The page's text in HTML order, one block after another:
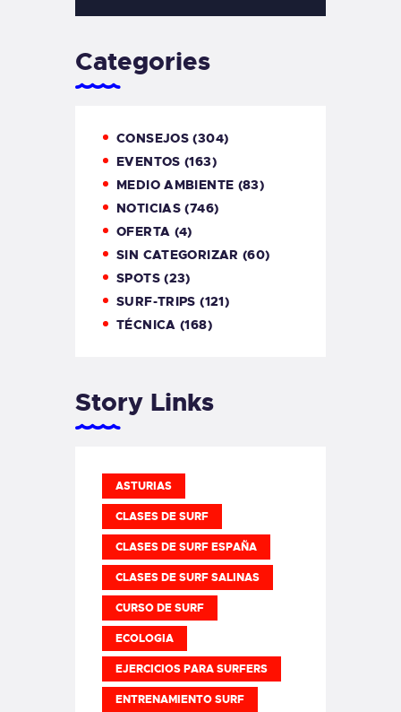
Categories
CONSEJOS (304)
EVENTOS (163)
MEDIO AMBIENTE (83)
NOTICIAS (746)
OFERTA (4)
SIN CATEGORIZAR (60)
SPOTS(23)
SURF-TRIPS (121)
TÉCNICA (168)
Story Links
ASTURIAS
CLASES DE SURF
CLASES DE SURF ESPAÑA
CLASES DE SURF SALINAS
CURSO DE SURF
ECOLOGIA
EJERCICIOS PARA SURFERS
ENTRENAMIENTO SURF